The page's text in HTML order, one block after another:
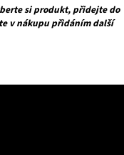
si produkt, přidejte do
v nákupu přidáním další